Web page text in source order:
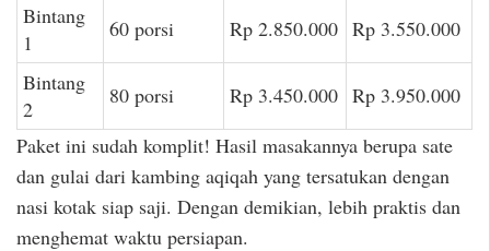
Bintang
1
60 porsi Rp 2.850.000 Rp 3.550.000
Bintang
2
80 porsi Rp 3.450.000 Rp 3.950.000
Paket ini sudah komplit! Hasil masakannya berupa sate
dan gulai dari kambing aqiqah yang tersatukan dengan
nasi kotak siap saji. Dengan demikian, lebih praktis dan
menghemat waktu persiapan.